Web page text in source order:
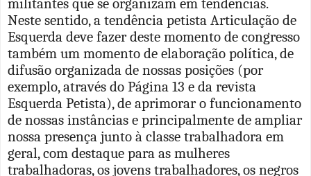
militantes que se organizam em tendências.
Neste sentido, a tendência petista Articulação de
Esquerda deve fazer deste momento de congresso
também um momento de elaboração política, de
difusão organizada de nossas posições (por
exemplo, através do Página 13 e da revista
Esquerda Petista), de aprimorar o funcionamento
de nossas instâncias e principalmente de ampliar
nossa presença junto à classe trabalhadora em
geral, com destaque para as mulheres
trabalhadoras, os jovens trabalhadores, os negros